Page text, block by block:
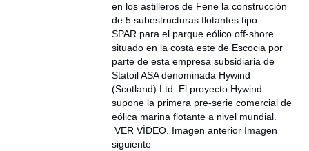
en los astilleros de Fene la construcción
de 5 subestructuras flotantes tipo
SPAR para el parque eólico off-shore
situado en la costa este de Escocia por
parte de esta empresa subsidiaria de
Statoil ASA denominada Hywind
(Scotland) Ltd. El proyecto Hywind
supone la primera pre-serie comercial de
eólica marina flotante a nivel mundial.
VER VÍDEO. Imagen anterior Imagen
siguiente